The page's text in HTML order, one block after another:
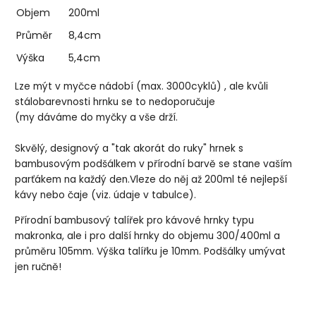
Objem
200ml
Průměr
8,4cm
Výška
5,4cm
Lze mýt v myčce nádobí (max. 3000cyklů) , ale kvůli
stálobarevnosti hrnku se to nedoporučuje
(my dáváme do myčky a vše drží.
Skvělý, designový a "tak akorát do ruky" hrnek s
bambusovým podšálkem v přírodní barvě se stane vaším
parťákem na každý den.Vleze do něj až 200ml té nejlepší
kávy nebo čaje (viz. údaje v tabulce).
Přírodní bambusový talířek pro kávové hrnky typu
makronka, ale i pro další hrnky do objemu 300/400ml a
průměru 105mm. Výška talířku je 10mm. Podšálky umývat
jen ručně!